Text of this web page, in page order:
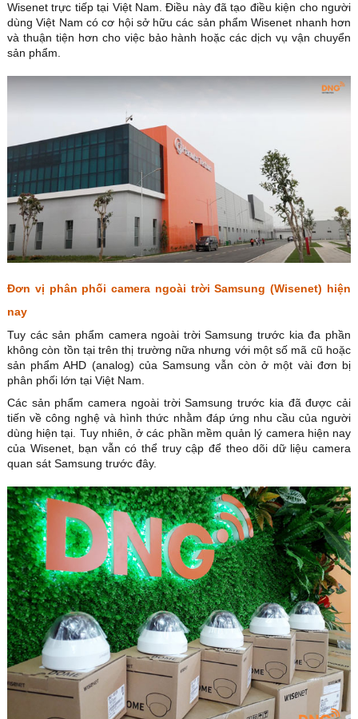
Wisenet trực tiếp tại Việt Nam. Điều này đã tạo điều kiện cho người
dùng Việt Nam có cơ hội sở hữu các sản phẩm Wisenet nhanh hơn
và thuận tiện hơn cho việc bảo hành hoặc các dịch vụ vận chuyển
sản phẩm.
Đơn vị phân phối camera ngoài trời Samsung (Wisenet) hiện
nay
Tuy các sản phẩm camera ngoài trời Samsung trước kia đa phần
không còn tồn tại trên thị trường nữa nhưng với một số mã cũ hoặc
sản phẩm AHD (analog) của Samsung vẫn còn ở một vài đơn bị
phân phối lớn tại Việt Nam.
Các sản phẩm camera ngoài trời Samsung trước kia đã được cải
tiến về công nghệ và hình thức nhằm đáp ứng nhu cầu của người
dùng hiện tại. Tuy nhiên, ở các phần mềm quản lý camera hiện nay
của Wisenet, bạn vẫn có thể truy cập để theo dõi dữ liệu camera
quan sát Samsung trước đây.